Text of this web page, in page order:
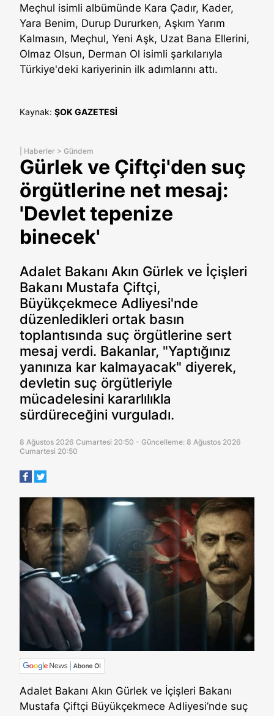
Meçhul isimli albümünde Kara Çadır, Kader,
Yara Benim, Durup Dururken, Aşkım Yarım
Kalmasın, Meçhul, Yeni Aşk, Uzat Bana Ellerini,
Olmaz Olsun, Derman Ol isimli şarkılarıyla
Türkiye'deki kariyerinin ilk adımlarını attı.
Kaynak: ŞOK GAZETESİ
Haberler > Gündem
Gürlek ve Çiftçi'den suç
örgütlerine net mesaj:
'Devlet tepenize
binecek'
Adalet Bakanı Akın Gürlek ve İçişleri
Bakanı Mustafa Çiftçi,
Büyükçekmece Adliyesi'nde
düzenledikleri ortak basın
toplantısında suç örgütlerine sert
mesaj verdi. Bakanlar, "Yaptığınız
yanınıza kar kalmayacak" diyerek,
devletin suç örgütleriyle
mücadelesini kararlılıkla
sürdüreceğini vurguladı.
8 Ağustos 2026 Cumartesi 20:50 - Güncelleme: 8 Ağustos 2026
Cumartesi 20:50
Adalet Bakanı Akın Gürlek ve İçişleri Bakanı
Mustafa Çiftçi Büyükçekmece Adliyesi’nde suç